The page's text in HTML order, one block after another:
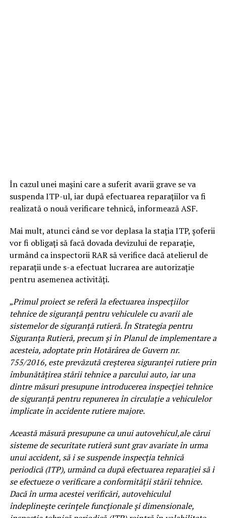
În cazul unei maşini care a suferit avarii grave se va
suspenda ITP-ul, iar după efectuarea reparaţiilor va fi
realizată o nouă verificare tehnică, informează ASF.
Mai mult, atunci când se vor deplasa la staţia ITP, şoferii
vor fi obligaţi să facă dovada devizului de reparaţie,
urmând ca inspectorii RAR să verifice dacă atelierul de
reparaţii unde s-a efectuat lucrarea are autorizaţie
pentru asemenea activităţi.
„Primul proiect se referă la efectuarea inspecţiilor
tehnice de siguranţă pentru vehiculele cu avarii ale
sistemelor de siguranţă rutieră. În Strategia pentru
Siguranţa Rutieră, precum şi în Planul de implementare a
acesteia, adoptate prin Hotărârea de Guvern nr.
755/2016, este prevăzută creşterea siguranţei rutiere prin
îmbunătăţirea stării tehnice a parcului auto, iar una
dintre măsuri presupune introducerea inspecţiei tehnice
de siguranţă pentru repunerea în circulaţie a vehiculelor
implicate în accidente rutiere majore.
Această măsură presupune ca unui autovehicul,ale cărui
sisteme de securitate rutieră sunt grav avariate în urma
unui accident, să i se suspende inspecţia tehnică
periodică (ITP), urmând ca după efectuarea reparaţiei să i
se efectueze o verificare a conformităţii stării tehnice.
Dacă în urma acestei verificări, autovehiculul
îndeplineşte cerinţele funcţionale şi dimensionale,